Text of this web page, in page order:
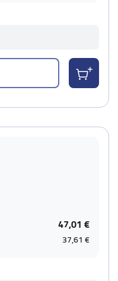
47,01 €
37,61 €